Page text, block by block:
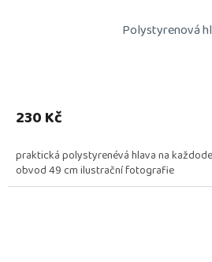
Polystyrenová
230 Kč
praktická polystyrenévá hlava na
obvod 49 cm ilustrační fotografie